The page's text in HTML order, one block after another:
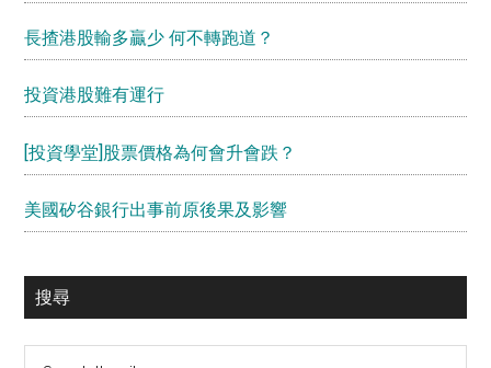
長揸港股輸多贏少 何不轉跑道？
投資港股難有運行
[投資學堂]股票價格為何會升會跌？
美國矽谷銀行出事前原後果及影響
搜尋